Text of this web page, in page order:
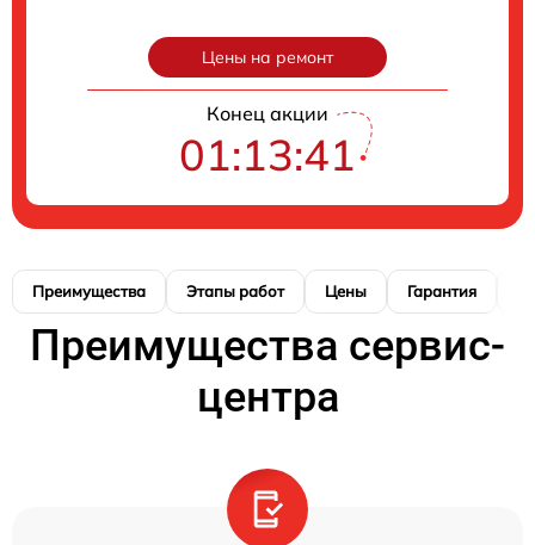
Цены на ремонт
Конец акции
01:13:40
Преимущества Этапы работ Цены Гарантия
Преимущества сервис-
центра